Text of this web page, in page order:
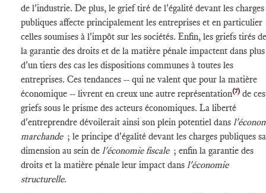
de l'industrie. De plus, le grief tiré de l'égalité devant les charges
publiques affecte principalement les entreprises et en particulier
celles soumises à l'impôt sur les sociétés. Enfin, les griefs tirés de
la garantie des droits et de la matière pénale impactent dans plus
d'un tiers des cas les dispositions communes à toutes les
entreprises. Ces tendances -- qui ne valent que pour la matière
économique -- livrent en creux une autre représentation(7) de ces
griefs sous le prisme des acteurs économiques. La liberté
d'entreprendre dévoilerait ainsi son plein potentiel dans
marchande; le principe d'égalité devant les charges publiques sa
dimension au sein de l'économie fiscale; enfin la garantie des
droits et la matière pénale leur impact dans l'économie
structurelle.